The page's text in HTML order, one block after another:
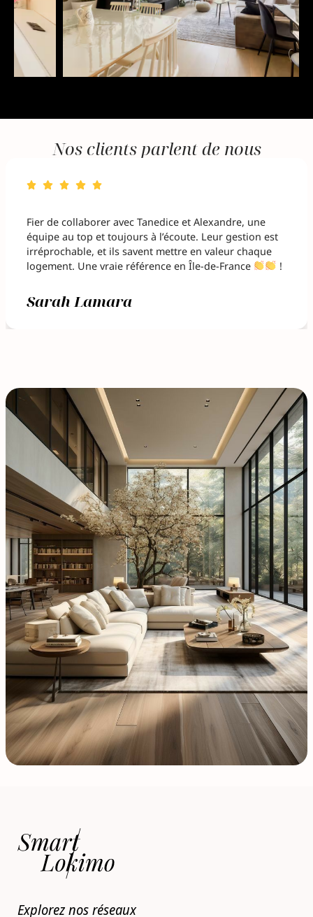
Nos clients parlent de nous
Fier de collaborer avec Tanedice et Alexandre, une
équipe au top et toujours à l’écoute. Leur gestion est
irréprochable, et ils savent mettre en valeur chaque
logement. Une vraie référence en Île-de-France
!
Sarah Lamara
Explorez nos réseaux